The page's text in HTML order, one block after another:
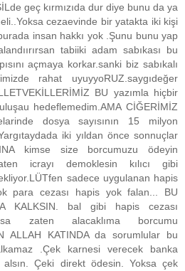
geç kırmızıda dur diye bunu da ya
cezaevinde bir yatakta iki kişi
insan hakkı yok .Şunu bunu yap
tabiiki adam sabıkası bu
açmaya korkar.sanki biz sabıkalı
rahat uyuyyoRUZ.saygıdeğer
BU yazımla hiçbir
hedeflemedim.AMA CİĞERİMİZ
dosya sayısının 15 milyon
iki yıldan önce sonnuçlar
kimse size borcumuzu ödeyin
icrayı demoklesin kılıcı gibi
sadece uygulanan hapis
para cezası hapis yok falan... BU
KALKSIN. bal gibi hapis cezası
zaten alacaklıma borcumu
ALLAH KATINDA da sorumlular bu
.Çek karnesi verecek banka
alsın. Çeki direkt ödesin. Yoksa çek